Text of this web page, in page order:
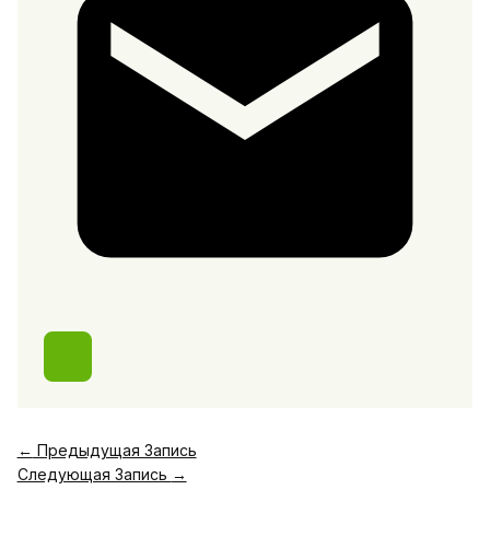
← Предыдущая Запись
Следующая Запись →